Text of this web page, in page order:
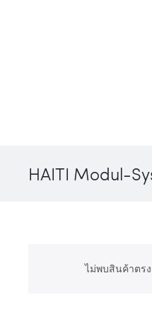
HAITI Modul-
ไม่พบสินค้าตร